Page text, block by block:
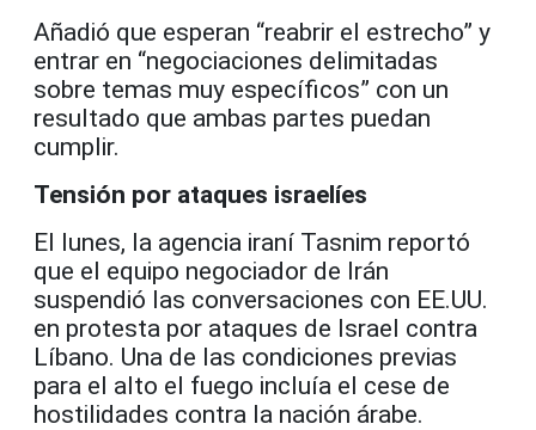
Añadió que esperan “reabrir el estrecho” y
entrar en “negociaciones delimitadas
sobre temas muy específicos” con un
resultado que ambas partes puedan
cumplir.
Tensión por ataques israelíes
El lunes, la agencia iraní Tasnim reportó
que el equipo negociador de Irán
suspendió las conversaciones con EE.UU.
en protesta por ataques de Israel contra
Líbano. Una de las condiciones previas
para el alto el fuego incluía el cese de
hostilidades contra la nación árabe.